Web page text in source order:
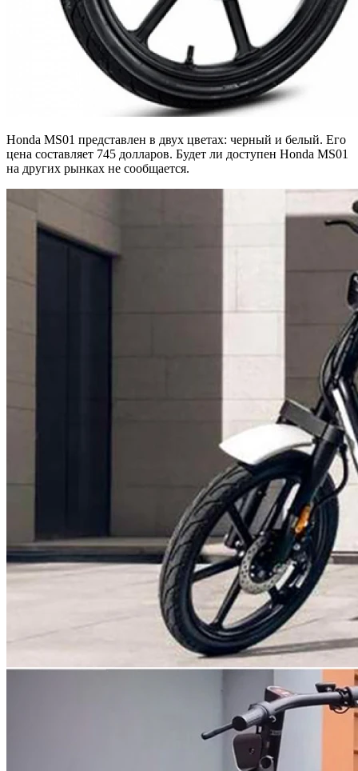
Honda MS01 представлен в двух цветах: черный и белый. Его
цена составляет 745 долларов. Будет ли доступен Honda MS01
на других рынках не сообщается.